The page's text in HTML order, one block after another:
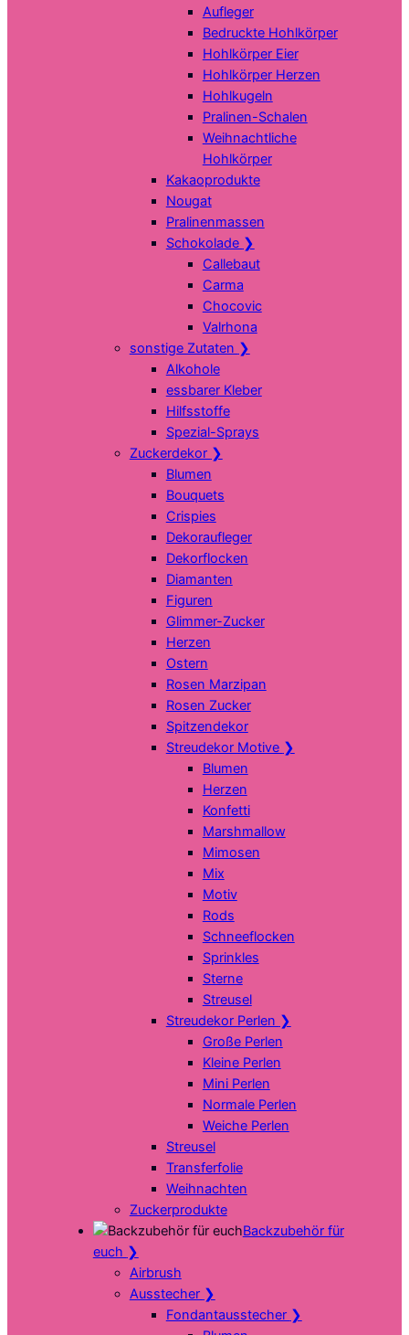
Aufleger
Bedruckte Hohlkörper
Hohlkörper Eier
Hohlkörper Herzen
Hohlkugeln
Pralinen-Schalen
Weihnachtliche
Hohlkörper
Kakaoprodukte
Nougat
Pralinenmassen
Schokolade ❯
Callebaut
Carma
Chocovic
Valrhona
sonstige Zutaten ❯
Alkohole
essbarer Kleber
Hilfsstoffe
Spezial-Sprays
Zuckerdekor ❯
Blumen
Bouquets
Crispies
Dekoraufleger
Dekorflocken
Diamanten
Figuren
Glimmer-Zucker
Herzen
Ostern
Rosen Marzipan
Rosen Zucker
Spitzendekor
Streudekor Motive ❯
Blumen
Herzen
Konfetti
Marshmallow
Mimosen
Mix
Motiv
Rods
Schneeflocken
Sprinkles
Sterne
Streusel
Streudekor Perlen ❯
Große Perlen
Kleine Perlen
Mini Perlen
Normale Perlen
Weiche Perlen
Streusel
Transferfolie
Weihnachten
Zuckerprodukte
Backzubehör für
euch ❯
Airbrush
Ausstecher ❯
Fondantausstecher ❯